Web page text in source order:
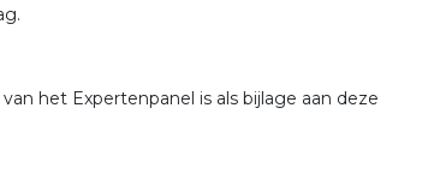
het Expertenpanel is als bijlage aan deze